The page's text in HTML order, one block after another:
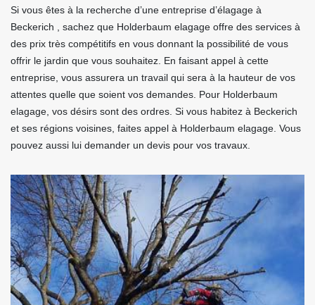
Si vous êtes à la recherche d’une entreprise d’élagage à
Beckerich , sachez que Holderbaum elagage offre des services à
des prix très compétitifs en vous donnant la possibilité de vous
offrir le jardin que vous souhaitez. En faisant appel à cette
entreprise, vous assurera un travail qui sera à la hauteur de vos
attentes quelle que soient vos demandes. Pour Holderbaum
elagage, vos désirs sont des ordres. Si vous habitez à Beckerich
et ses régions voisines, faites appel à Holderbaum elagage. Vous
pouvez aussi lui demander un devis pour vos travaux.